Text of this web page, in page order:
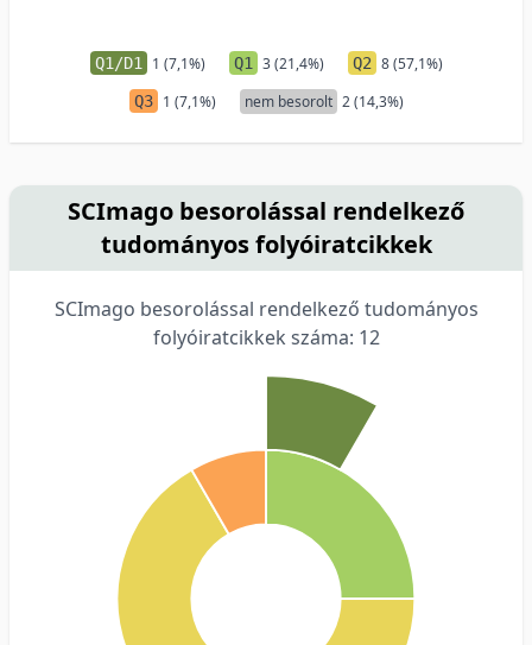
Q1/D1 1 (7,1%) Q1 3 (21,4%) Q2 8 (57,1%)
Q3 1 (7,1%) nem besorolt 2 (14,3%)
SCImago besorolással rendelkező
tudományos folyóiratcikkek
SCImago besorolással rendelkező tudományos
folyóiratcikkek száma: 12